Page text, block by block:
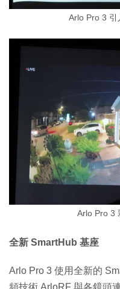
Arlo Pro 3 引
Arlo Pro 3
全新 SmartHub 基座
Arlo Pro 3 使用全新的
頻技術 ArloRF 與各鏡頭